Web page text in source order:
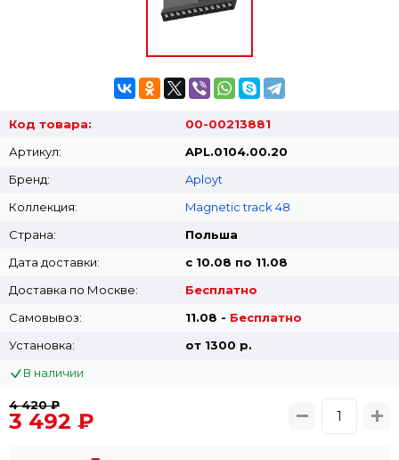
Код товара:
00-00213881
Артикул:
APL.0104.00.20
Бренд:
Aployt
Коллекция:
Magnetic track 48
Страна:
Польша
Дата доставки:
с 10.08 по 11.08
Доставка по Москве:
Бесплатно
Самовывоз:
11.08 - Бесплатно
Установка:
от 1300 p.
В наличии
4 420 ₽
3 492 ₽